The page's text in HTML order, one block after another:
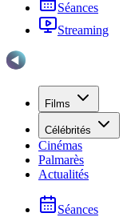
Séances
Streaming
Films
Célébrités
Cinémas
Palmarès
Actualités
Séances